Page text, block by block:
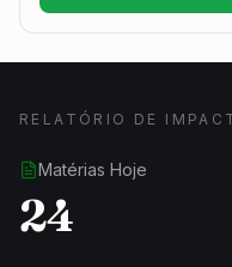
RELATÓRIO DE
Matérias Hoje
24